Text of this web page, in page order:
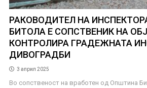
РАКОВОДИТЕЛ НА
БИТОЛА Е СОПСТВЕНИК НА
КОНТРОЛИРА ГРАДЕЖНАТА
ДИВОГРАДБИ
3 април 2025
Во сопственост на вработен од Општина